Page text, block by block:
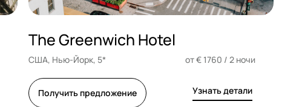
The Greenwich Hotel
США, Нью-Йорк, 5* от € 1760 / 2 ночи
Получить предложение Узнать детали